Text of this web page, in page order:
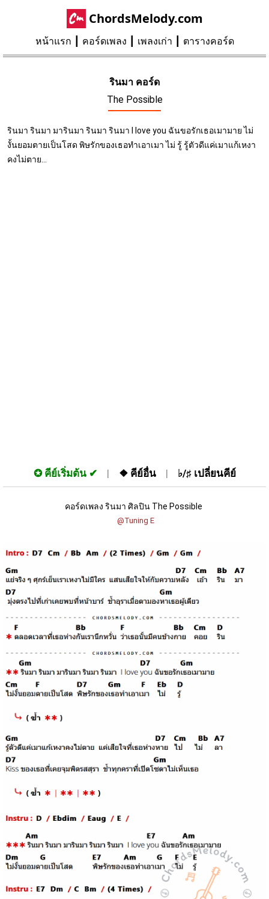
ChordsMelody.com
หน้าแรก คอร์ดเพลง เพลงเก่า ตารางคอร์ด
รินมา คอร์ด
The Possible
รินมา รินมา มารินมา รินมา รินมา I love you ฉันขอรักเธอเมามาย ไม่
งั้นยอมตายเป็นโสด พิษรักของเธอทำเอาเมา ไม่ รู้ รู้ตัวดีแค่เมาแก้เหงา
คงไม่ตาย...
✪ คีย์เริ่มต้น ❖ คีย์อื่น ♭/♯ เปลี่ยนคีย์
คอร์ดเพลง รินมา ศิลปิน The Possible
@Tuning E